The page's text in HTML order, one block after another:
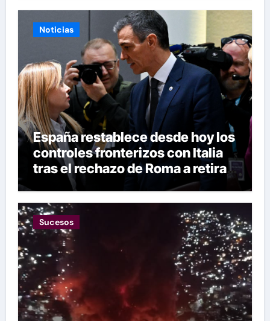
Noticias
España restablece desde hoy los
controles fronterizos con Italia
tras el rechazo de Roma a retirar
las restricciones
Sucesos